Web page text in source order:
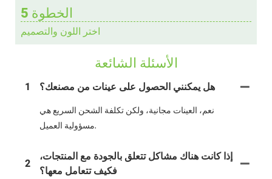
الخطوة 5
اختر اللون والتصميم
الأسئلة الشائعة
1 هل يمكنني الحصول على عينات من مصنعك؟
نعم، العينات مجانية، ولكن تكلفة الشحن السريع هي
مسؤولية العميل.
2
إذا كانت هناك مشاكل تتعلق بالجودة مع المنتجات،
فكيف تتعامل معها؟